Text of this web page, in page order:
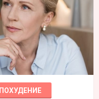
ПОХУДЕНИЕ